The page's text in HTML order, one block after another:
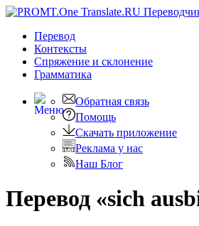
Перевод
Контексты
Спряжение и склонение
Грамматика
Обратная связь
Помощь
Скачать приложение
Реклама у нас
Наш Блог
Перевод «sich